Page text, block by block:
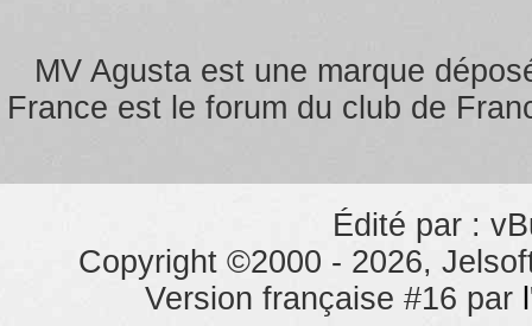
MV Agusta est une marque
France est le forum du club de
Édité par :
Copyright ©2000 - 2026,
Version française #16 par